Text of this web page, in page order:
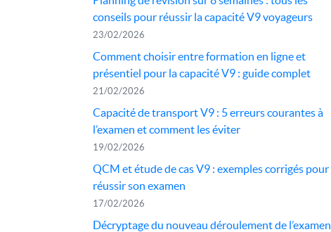
conseils pour réussir la capacité V9 voyageurs
23/02/2026
Comment choisir entre formation en ligne et
présentiel pour la capacité V9 : guide complet
21/02/2026
Capacité de transport V9 : 5 erreurs courantes à
l’examen et comment les éviter
19/02/2026
QCM et étude de cas V9 : exemples corrigés pour
réussir son examen
17/02/2026
Décryptage du nouveau déroulement de l’examen